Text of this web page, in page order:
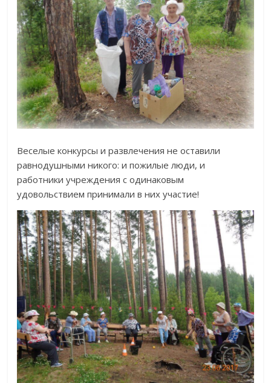
Веселые конкурсы и развлечения не оставили
равнодушными никого: и пожилые люди, и
работники учреждения с одинаковым
удовольствием принимали в них участие!